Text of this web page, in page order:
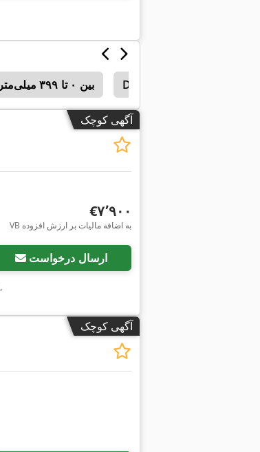
فرزهای ابزارساز یونیورسال معمولی با کورس X بین ۰ تا ۳۹۹ میلی‌متر Deckel Fp
آگهی کوچک
‎€۷٬۹۰۰
VB به اضافه مالیات بر ارزش افزوده
ارسال درخواست
,
آگهی کوچک